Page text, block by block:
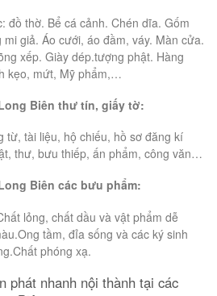
đồ thờ. Bể cá cảnh. Chén dĩa. Gốm
giả. Áo cưới, áo đầm, váy. Màn cửa.
xếp. Giày dép.tượng phật. Hàng
kẹo, mứt, Mỹ phẩm,…
Biên thư tín, giấy tờ:
từ, tài liệu, hộ chiếu, hồ sơ đăng kí
thư, bưu thiếp, ấn phẩm, công văn…
Biên các bưu phẩm:
lỏng, chất dầu và vật phẩm dễ
tầm, đỉa sống và các ký sinh
phóng xạ.
phát nhanh nội thành tại các